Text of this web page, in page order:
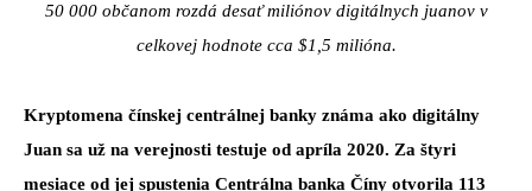
50 000 občanom rozdá desať miliónov digitálnych juanov v
celkovej hodnote cca $1,5 milióna.
Kryptomena čínskej centrálnej banky známa ako digitálny
Juan sa už na verejnosti testuje od apríla 2020. Za štyri
mesiace od jej spustenia Centrálna banka Číny otvorila 113